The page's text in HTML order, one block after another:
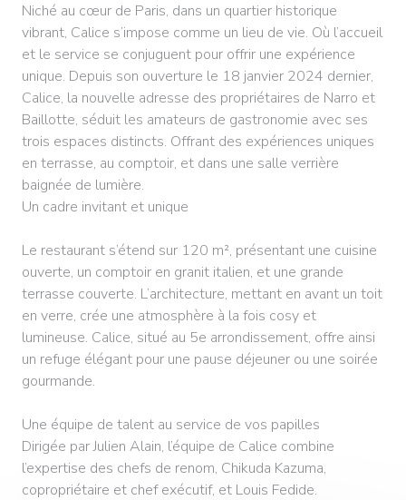
Niché au cœur de Paris, dans un quartier historique
vibrant, Calice s’impose comme un lieu de vie. Où l’accueil
et le service se conjuguent pour offrir une expérience
unique. Depuis son ouverture le 18 janvier 2024 dernier,
Calice, la nouvelle adresse des propriétaires de Narro et
Baillotte, séduit les amateurs de gastronomie avec ses
trois espaces distincts. Offrant des expériences uniques
en terrasse, au comptoir, et dans une salle verrière
baignée de lumière.
Un cadre invitant et unique
Le restaurant s’étend sur 120 m², présentant une cuisine
ouverte, un comptoir en granit italien, et une grande
terrasse couverte. L’architecture, mettant en avant un toit
en verre, crée une atmosphère à la fois cosy et
lumineuse. Calice, situé au 5e arrondissement, offre ainsi
un refuge élégant pour une pause déjeuner ou une soirée
gourmande.
Une équipe de talent au service de vos papilles
Dirigée par Julien Alain, l’équipe de Calice combine
l’expertise des chefs de renom, Chikuda Kazuma,
copropriétaire et chef exécutif, et Louis Fedide.